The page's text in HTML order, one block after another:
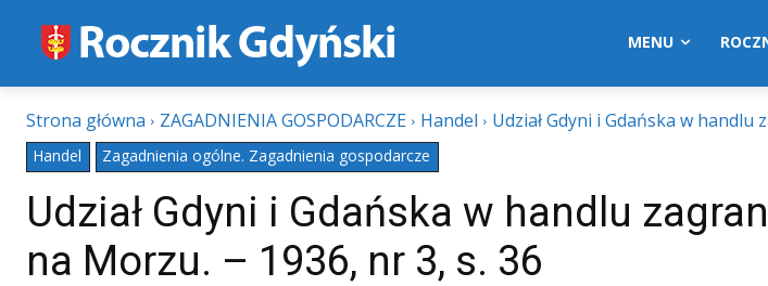
MENU
Strona główna ZAGADNIENIA GOSPODARCZE Handel Udział Gdyni i Gdańska w
Handel Zagadnienia ogólne. Zagadnienia gospodarcze
Udział Gdyni i Gdańska w handlu
na Morzu. – 1936, nr 3, s. 36